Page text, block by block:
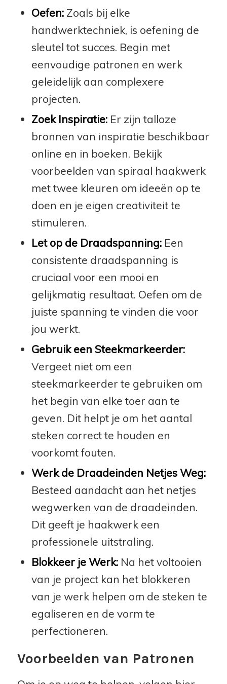
Oefen:Zoals bij elke
handwerktechniek, is oefening de
sleutel tot succes. Begin met
eenvoudige patronen en werk
geleidelijk aan complexere
projecten.
Zoek Inspiratie:Er zijn talloze
bronnen van inspiratie beschikbaar
online en in boeken. Bekijk
voorbeelden van spiraal haakwerk
met twee kleuren om ideeën op te
doen en je eigen creativiteit te
stimuleren.
Let op de Draadspanning:Een
consistente draadspanning is
cruciaal voor een mooi en
gelijkmatig resultaat. Oefen om de
juiste spanning te vinden die voor
jou werkt.
Gebruik een Steekmarkeerder:
Vergeet niet om een
steekmarkeerder te gebruiken om
het begin van elke toer aan te
geven. Dit helpt je om het aantal
steken correct te houden en
voorkomt fouten.
Werk de Draadeinden Netjes Weg:
Besteed aandacht aan het netjes
wegwerken van de draadeinden.
Dit geeft je haakwerk een
professionele uitstraling.
Blokkeer je Werk:Na het voltooien
van je project kan het blokkeren
van je werk helpen om de steken te
egaliseren en de vorm te
perfectioneren.
Voorbeelden van Patronen